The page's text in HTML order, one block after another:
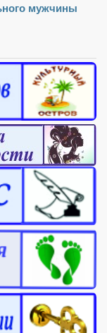
мужчины